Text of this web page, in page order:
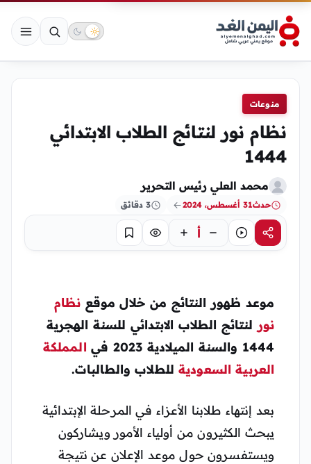
منوعات
نظام نور لنتائج الطلاب الابتدائي
1444
محمد العلي رئيس التحرير
حدث31 أغسطس، 2024 3 دقائق
مشاركةاستماع أ تركيز حفظ
موعد ظهور النتائج من خلال موقع نظام
نور لنتائج الطلاب الابتدائي للسنة الهجرية
1444 والسنة الميلادية 2023 في
المملكة
العربية السعوديةللطلاب والطالبات.
بعد إنتهاء طلابنا الأعزاء في المرحلة الإبتدائية
يبحث الكثيرون من أولياء الأمور ويشاركون
ويستفسرون حول موعد الإعلان عن نتيجة